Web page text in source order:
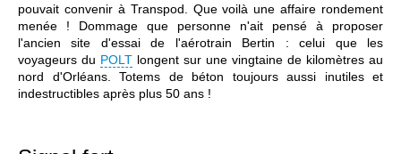
pouvait convenir à Transpod. Que voilà une affaire rondement
menée ! Dommage que personne n'ait pensé à proposer
l'ancien site d'essai de l'aérotrain Bertin : celui que les
voyageurs du POLT longent sur une vingtaine de kilomètres au
nord d'Orléans. Totems de béton toujours aussi inutiles et
indestructibles après plus 50 ans !